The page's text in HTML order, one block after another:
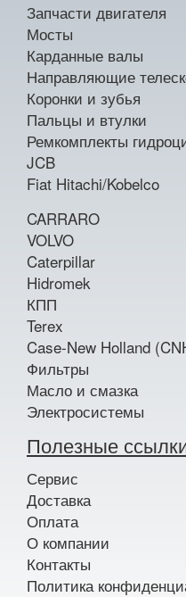
Запчасти двигателя
Мосты
Карданные валы
Направляющие
Коронки и зубья
Пальцы и втулки
Ремкомплекты
JCB
Fiat Hitachi/Kobelco
CARRARO
VOLVO
Caterpillar
Hidromek
КПП
Terex
Case-New Holland
Фильтры
Масло и смазка
Электросистемы
Полезные
Сервис
Доставка
Оплата
О компании
Контакты
Политика